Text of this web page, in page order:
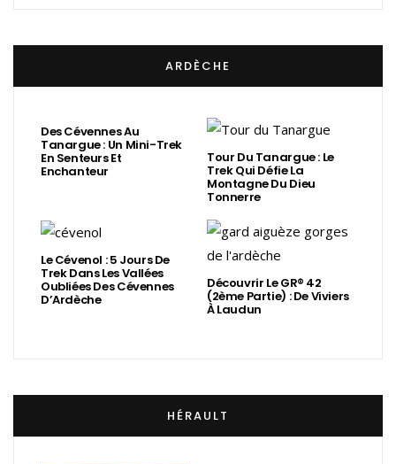
ARDÈCHE
Des Cévennes Au
Tanargue : Un Mini-Trek
En Senteurs Et
Enchanteur
Tour Du Tanargue : Le
Trek Qui Défie La
Montagne Du Dieu
Tonnerre
Le Cévenol : 5 Jours De
Trek Dans Les Vallées
Oubliées Des Cévennes
D’Ardèche
Découvrir Le GR® 42
(2ème Partie) : De Viviers
À Laudun
HÉRAULT